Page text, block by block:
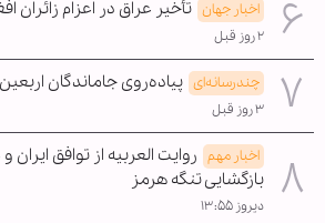
اخبار جهان تأخیر عراق در اعزام زائران
۲ روز قبل
چندرسانه‌ای پیاده‌روی جاماندگان
۳ روز قبل
اخبار مهم روایت العربیه از توافق
بازگشایی تنگه هرمز
دیروز ۱۳:۵۵